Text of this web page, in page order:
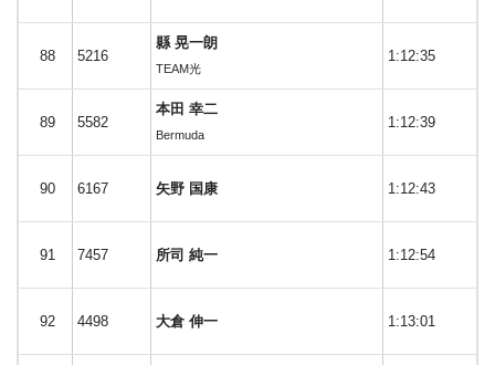
88 5216
縣 晃一朗
TEAM光
1:12:35
89 5582
本田 幸二
Bermuda
1:12:39
90 6167 矢野 国康 1:12:43
91 7457 所司 純一 1:12:54
92 4498 大倉 伸一 1:13:01